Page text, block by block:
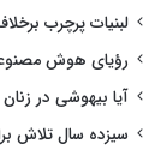
لبنیات پرچرب
رؤیای هوش
آیا بیهوشی در
سیزده سال تلاش